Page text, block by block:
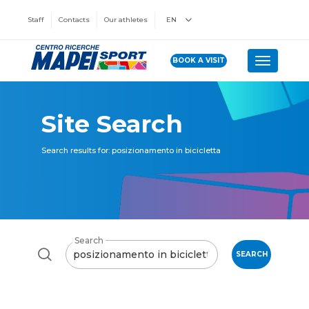
Staff Contacts Our athletes EN
BOOK A VISIT Toggle
Site Search
Search results for: posizionamento in bicicletta
Search
SEARCH